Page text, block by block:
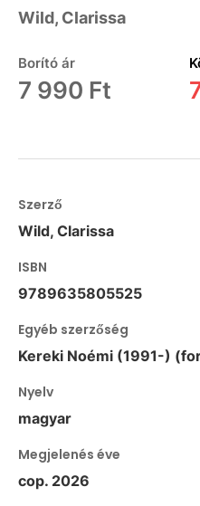
Wild, Clarissa
Borító ár
7 990 Ft
Szerző
Wild, Clarissa
ISBN
9789635805525
Egyéb szerzőség
Kereki Noémi (1991-)
Nyelv
magyar
Megjelenés éve
cop. 2026